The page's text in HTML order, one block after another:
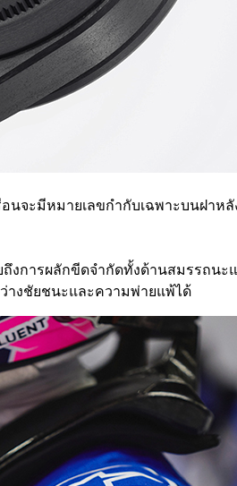
นจะมีหมายเลขกำกับเฉพาะบนฝา
งการผลักขีดจำกัดทั้งด้านสมรรถน
ว่างชัยชนะและความพ่ายแพ้ได้